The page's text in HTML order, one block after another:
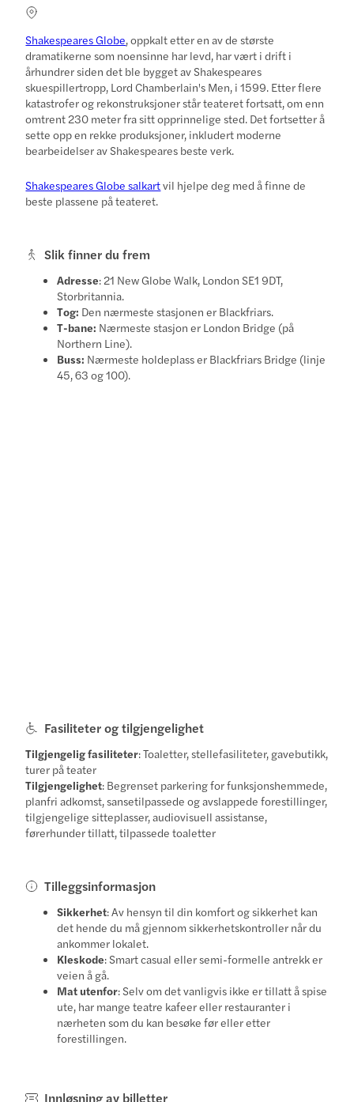
Shakespeares Globe, oppkalt etter en av de største
dramatikerne som noensinne har levd, har vært i drift i
århundrer siden det ble bygget av Shakespeares
skuespillertropp, Lord Chamberlain's Men, i 1599. Etter flere
katastrofer og rekonstruksjoner står teateret fortsatt, om enn
omtrent 230 meter fra sitt opprinnelige sted. Det fortsetter å
sette opp en rekke produksjoner, inkludert moderne
bearbeidelser av Shakespeares beste verk.
Shakespeares Globe salkartvil hjelpe deg med å finne de
beste plassene på teateret.
Slik finner du frem
Adresse: 21 New Globe Walk, London SE1 9DT,
Storbritannia.
Tog: Den nærmeste stasjonen er Blackfriars.
T-bane: Nærmeste stasjon er London Bridge (på
Northern Line).
Buss: Nærmeste holdeplass er Blackfriars Bridge (linje
45, 63 og 100).
Fasiliteter og tilgjengelighet
Tilgjengelig fasiliteter: Toaletter, stellefasiliteter, gavebutikk,
turer på teater
Tilgjengelighet: Begrenset parkering for funksjonshemmede,
planfri adkomst, sansetilpassede og avslappede forestillinger,
tilgjengelige sitteplasser, audiovisuell assistanse,
førerhunder tillatt, tilpassede toaletter
Tilleggsinformasjon
Sikkerhet: Av hensyn til din komfort og sikkerhet kan
det hende du må gjennom sikkerhetskontroller når du
ankommer lokalet.
Kleskode: Smart casual eller semi-formelle antrekk er
veien å gå.
Mat utenfor: Selv om det vanligvis ikke er tillatt å spise
ute, har mange teatre kafeer eller restauranter i
nærheten som du kan besøke før eller etter
forestillingen.
Innløsning av billetter